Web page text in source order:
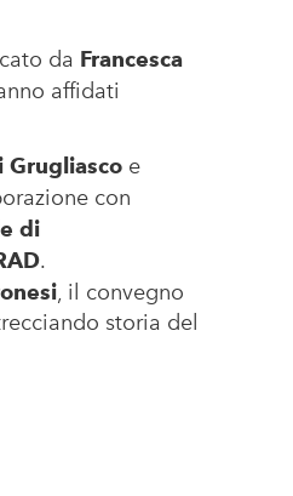
da Francesca
affidati
Grugliascoe
con
di
.
, il convegno
storia del